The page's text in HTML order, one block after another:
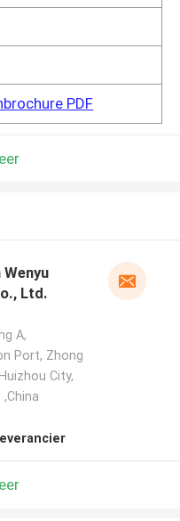
PDF
Wenyu
Ltd.
A,
Port, Zhong
City,